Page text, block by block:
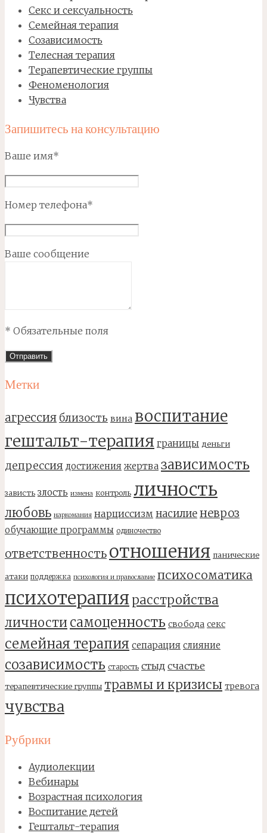
Секс и сексуальность
Семейная терапия
Созависимость
Телесная терапия
Терапевтические группы
Феноменология
Чувства
Запишитесь на консультацию
Ваше имя*
Номер телефона*
Ваше сообщение
* Обязательные поля
Метки
агрессия близость вина воспитание
гештальт-терапия границы деньги
депрессия достижения жертва зависимость
зависть злость измена контроль личность
любовь наркомания нарциссизм насилиеневроз
обучающие программы одиночество
ответственность отношения панические
атаки поддержка психология и православие психосоматика
психотерапия расстройства
личности самоценность свобода секс
семейная терапия сепарация слияние
созависимость старость стыд счастье
терапевтические группы травмы и кризисы тревога
чувства
Рубрики
Аудиолекции
Вебинары
Возрастная психология
Воспитание детей
Гештальт-терапия